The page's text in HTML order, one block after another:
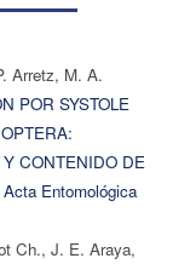
Arretz, M. A.
POR SYSTOLE
CONTENIDO DE
Acta Entomológica
Ch., J. E. Araya,